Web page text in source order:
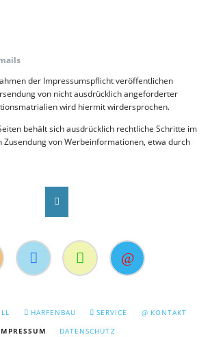
der Impressumspflicht veröffentlichen
von nicht ausdrücklich angeforderter
wird hiermit wirdersprochen.
behält sich ausdrücklich rechtliche Schritte im
Zusendung von Werbeinformationen, etwa durch
HARFENBAU SERVICE
KONTAKT
DATENSCHUTZ